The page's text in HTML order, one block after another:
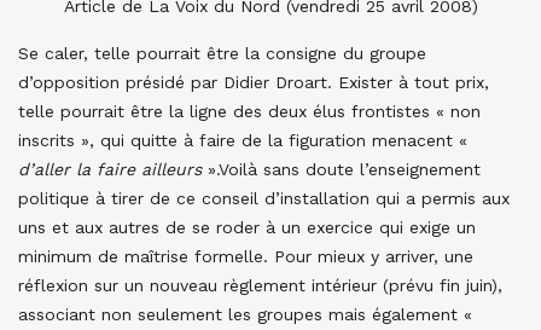
Article de La Voix du Nord (vendredi 25 avril 2008)
Se caler, telle pourrait être la consigne du groupe
d’opposition présidé par Didier Droart. Exister à tout prix,
telle pourrait être la ligne des deux élus frontistes « non
inscrits », qui quitte à faire de la figuration menacent «
d’aller la faire ailleurs».Voilà sans doute l’enseignement
politique à tirer de ce conseil d’installation qui a permis aux
uns et aux autres de se roder à un exercice qui exige un
minimum de maîtrise formelle. Pour mieux y arriver, une
réflexion sur un nouveau règlement intérieur (prévu fin juin),
associant non seulement les groupes mais également «